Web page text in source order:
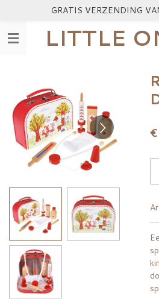
naar
LITTLE
GRATIS VERZENDING